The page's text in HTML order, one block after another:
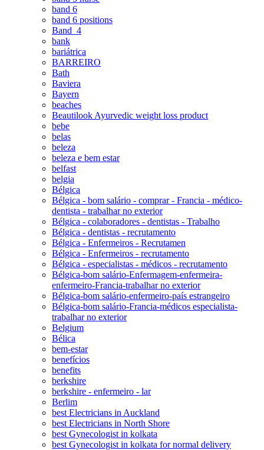
band 6
band 6 positions
Band_4
bank
bariátrica
BARREIRO
Bath
Baviera
Bayern
beaches
Beautilook Ayurvedic weight loss product
bebe
belas
beleza
beleza e bem estar
belfast
belgia
Bélgica
Bélgica - bom salário - comprar - Francia - médico-
dentista - trabalhar no exterior
Bélgica - colaboradores - dentistas - Trabalho
Bélgica - dentistas - recrutamento
Bélgica - Enfermeiros - Recrutamen
Bélgica - Enfermeiros - recrutamento
Bélgica - especialistas - médicos - recrutamento
Bélgica-bom salário-Enfermagem-enfermeira-
enfermeiro-Francia-trabalhar no exterior
Bélgica-bom salário-enfermeiro-país estrangeiro
Bélgica-bom salário-Francia-médicos especialista-
trabalhar no exterior
Belgium
Bélica
bem-estar
benefícios
benefits
berkshire
berkshire - enfermeiro - lar
Berlim
best Electricians in Auckland
best Electricians in North Shore
best Gynecologist in kolkata
best Gynecologist in kolkata for normal delivery